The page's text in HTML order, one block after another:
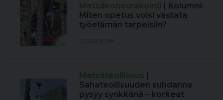
Metsäkoneurakointi | Kolumni:
Miten opetus voisi vastata
työelämän tarpeisiin?
07.08.2026
Metsäteollisuus |
Sahateollisuuden suhdanne
pysyy synkkänä – korkeat